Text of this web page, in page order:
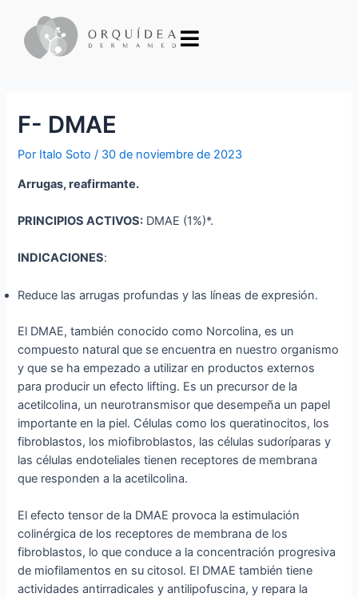
F- DMAE
Por Italo Soto/ 30 de noviembre de 2023
Arrugas, reafirmante.
PRINCIPIOS ACTIVOS: DMAE (1%)*.
INDICACIONES:
Reduce las arrugas profundas y las líneas de expresión.
El DMAE, también conocido como Norcolina, es un
compuesto natural que se encuentra en nuestro organismo
y que se ha empezado a utilizar en productos externos
para producir un efecto lifting. Es un precursor de la
acetilcolina, un neurotransmisor que desempeña un papel
importante en la piel. Células como los queratinocitos, los
fibroblastos, los miofibroblastos, las células sudoríparas y
las células endoteliales tienen receptores de membrana
que responden a la acetilcolina.
El efecto tensor de la DMAE provoca la estimulación
colinérgica de los receptores de membrana de los
fibroblastos, lo que conduce a la concentración progresiva
de miofilamentos en su citosol. El DMAE también tiene
actividades antirradicales y antilipofuscina, y repara la